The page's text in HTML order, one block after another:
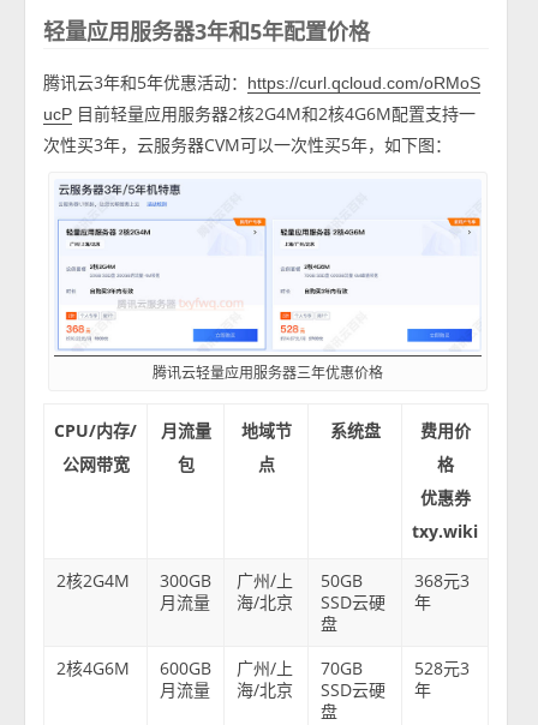
轻量应用服务器3年和5年配置价格
腾讯云3年和5年优惠活动：
https://curl.qcloud.com/oRMoS
ucP 目前轻量应用服务器2核2G4M和2核4G6M配置支持一
次性买3年，云服务器CVM可以一次性买5年，如下图：
腾讯云轻量应用服务器三年优惠价格
CPU/内存/
公网带宽
月流量
包
地域节
点
系统盘
费用价
格
优惠券
txy.wiki
2核2G4M
300GB
月流量
广州/上
海/北京
50GB
SSD云硬
盘
368元3
年
2核4G6M
600GB
月流量
广州/上
海/北京
70GB
SSD云硬
盘
528元3
年